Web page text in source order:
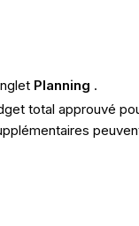
Planning .
total approuvé